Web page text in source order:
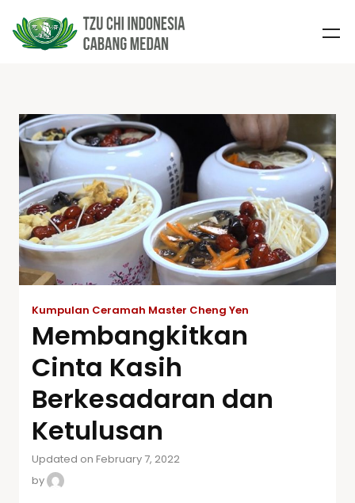
Kumpulan Ceramah Master Cheng Yen
Membangkitkan
Cinta Kasih
Berkesadaran dan
Ketulusan
Updated on February 7, 2022
by